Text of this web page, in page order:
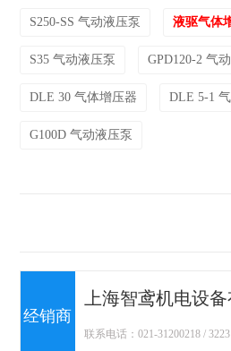
S250-SS 气动液压泵 液驱气体
S35 气动液压泵 GPD120-2 气
DLE 30 气体增压器 DLE 5-1
G100D 气动液压泵
经销商
上海智鸢机电设
联系电话：021-31200218 /